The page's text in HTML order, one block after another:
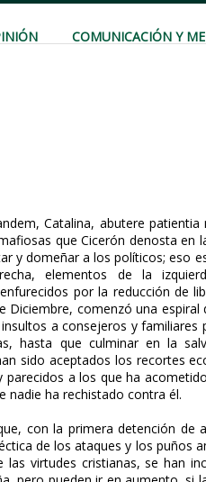
COMUNICACIÓN Y
Catalina, abutere
que Cicerón denosta en
y domeñar a los políticos; eso
elementos de la
por la reducción de
Diciembre, comenzó una
a consejeros y familiares
hasta que culminar en la
sido aceptados los recortes
parecidos a los que ha
nadie ha rechistado contra él.
con la primera detención de
de los ataques y los puños
las virtudes cristianas, se han